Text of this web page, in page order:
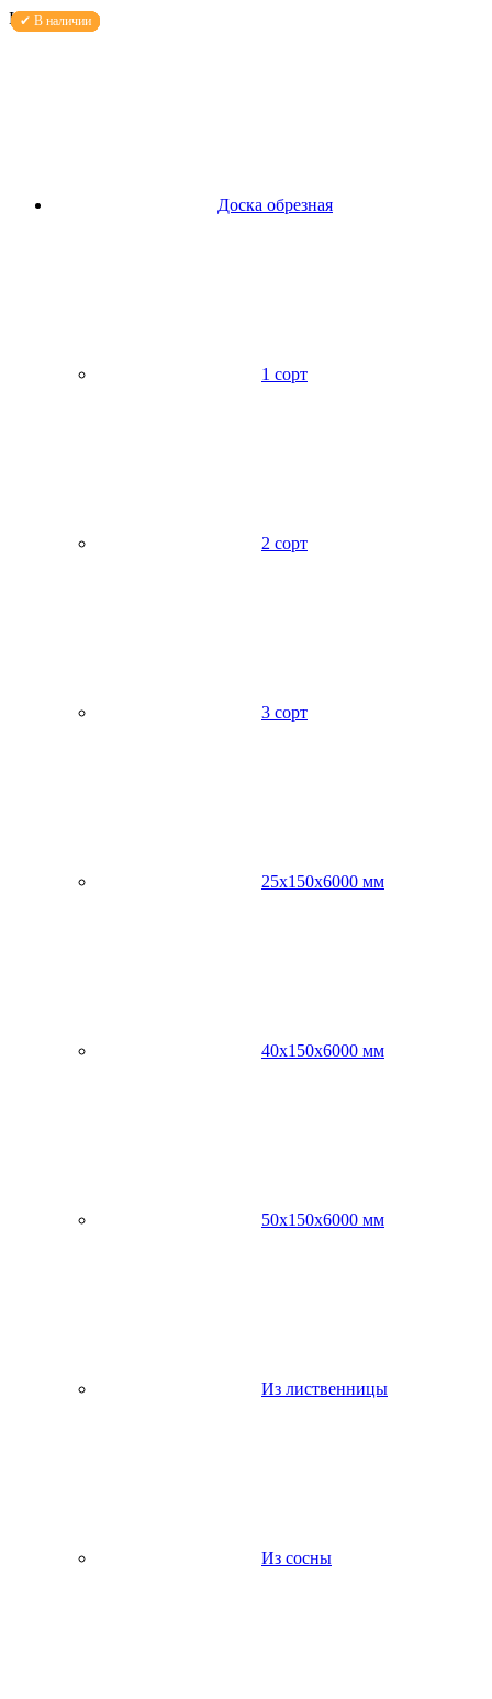
Каталог
Доска обрезная
1 сорт
2 сорт
3 сорт
25х150х6000 мм
40х150х6000 мм
50х150х6000 мм
Из лиственницы
Из сосны